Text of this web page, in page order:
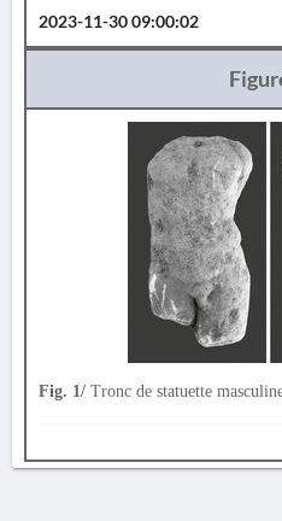
2023-11-30 09:00:02
Fig. 1/ Tronc de statuette